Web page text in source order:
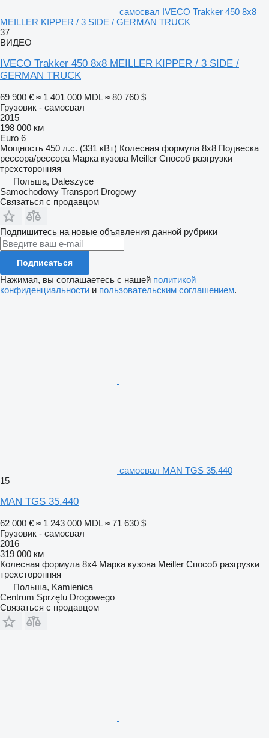
самосвал IVECO Trakker 450 8x8
MEILLER KIPPER / 3 SIDE / GERMAN TRUCK
37
ВИДЕО
IVECO Trakker 450 8x8 MEILLER KIPPER / 3 SIDE /
GERMAN TRUCK
69 900 € ≈ 1 401 000 MDL ≈ 80 760 $
Грузовик - самосвал
2015
198 000 км
Euro 6
Мощность 450 л.с. (331 кВт) Колесная формула 8x8 Подвеска
рессора/рессора Марка кузова Meiller Способ разгрузки
трехсторонняя
Польша, Daleszyce
Samochodowy Transport Drogowy
Связаться с продавцом
Подпишитесь на новые объявления данной рубрики
Подписаться
Нажимая, вы соглашаетесь с нашей политикой
конфиденциальности и пользовательским соглашением.
самосвал MAN TGS 35.440
15
MAN TGS 35.440
62 000 € ≈ 1 243 000 MDL ≈ 71 630 $
Грузовик - самосвал
2016
319 000 км
Колесная формула 8x4 Марка кузова Meiller Способ разгрузки
трехсторонняя
Польша, Kamienica
Centrum Sprzętu Drogowego
Связаться с продавцом